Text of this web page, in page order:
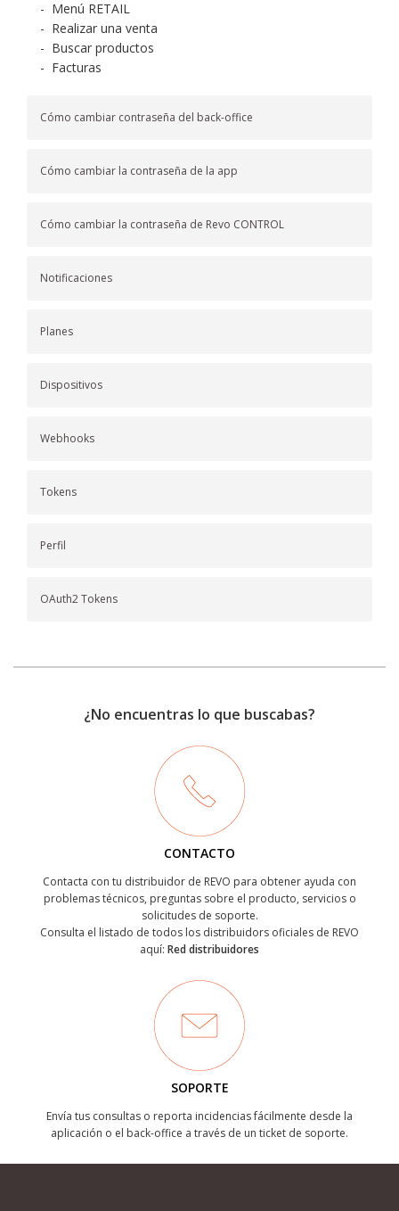
- Menú RETAIL
- Realizar una venta
- Buscar productos
- Facturas
Cómo cambiar contraseña del back-office
Cómo cambiar la contraseña de la app
Cómo cambiar la contraseña de Revo CONTROL
Notificaciones
Planes
Dispositivos
Webhooks
Tokens
Perfil
OAuth2 Tokens
¿No encuentras lo que buscabas?
CONTACTO
Contacta con tu distribuidor de REVO para obtener ayuda con
problemas técnicos, preguntas sobre el producto, servicios o
solicitudes de soporte.
Consulta el listado de todos los distribuidors oficiales de REVO
aquí: Red distribuidores
SOPORTE
Envía tus consultas o reporta incidencias fácilmente desde la
aplicación o el back-office a través de un ticket de soporte.